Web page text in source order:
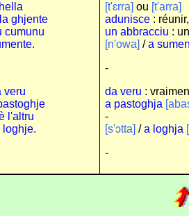
ghjente
cumunu
veru
l'altru
loghje.
[t'ɛrra] ou [t'arra]
adunisce:
un abbracciu :
[n'owa] /a
-
da veru :
a pastoghja
-
[s'ɔtta] /a loghja
-